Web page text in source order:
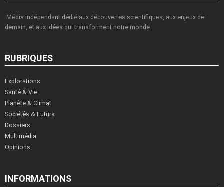
Média indépendant dédié aux découvertes scientifiques, aux enjeux de
demain, et aux idées qui transforment notre monde.
RUBRIQUES
Explorations
Santé & Vie
Planète & Climat
Sociétés & Futurs
Dossiers
Multimédia
Opinions
INFORMATIONS